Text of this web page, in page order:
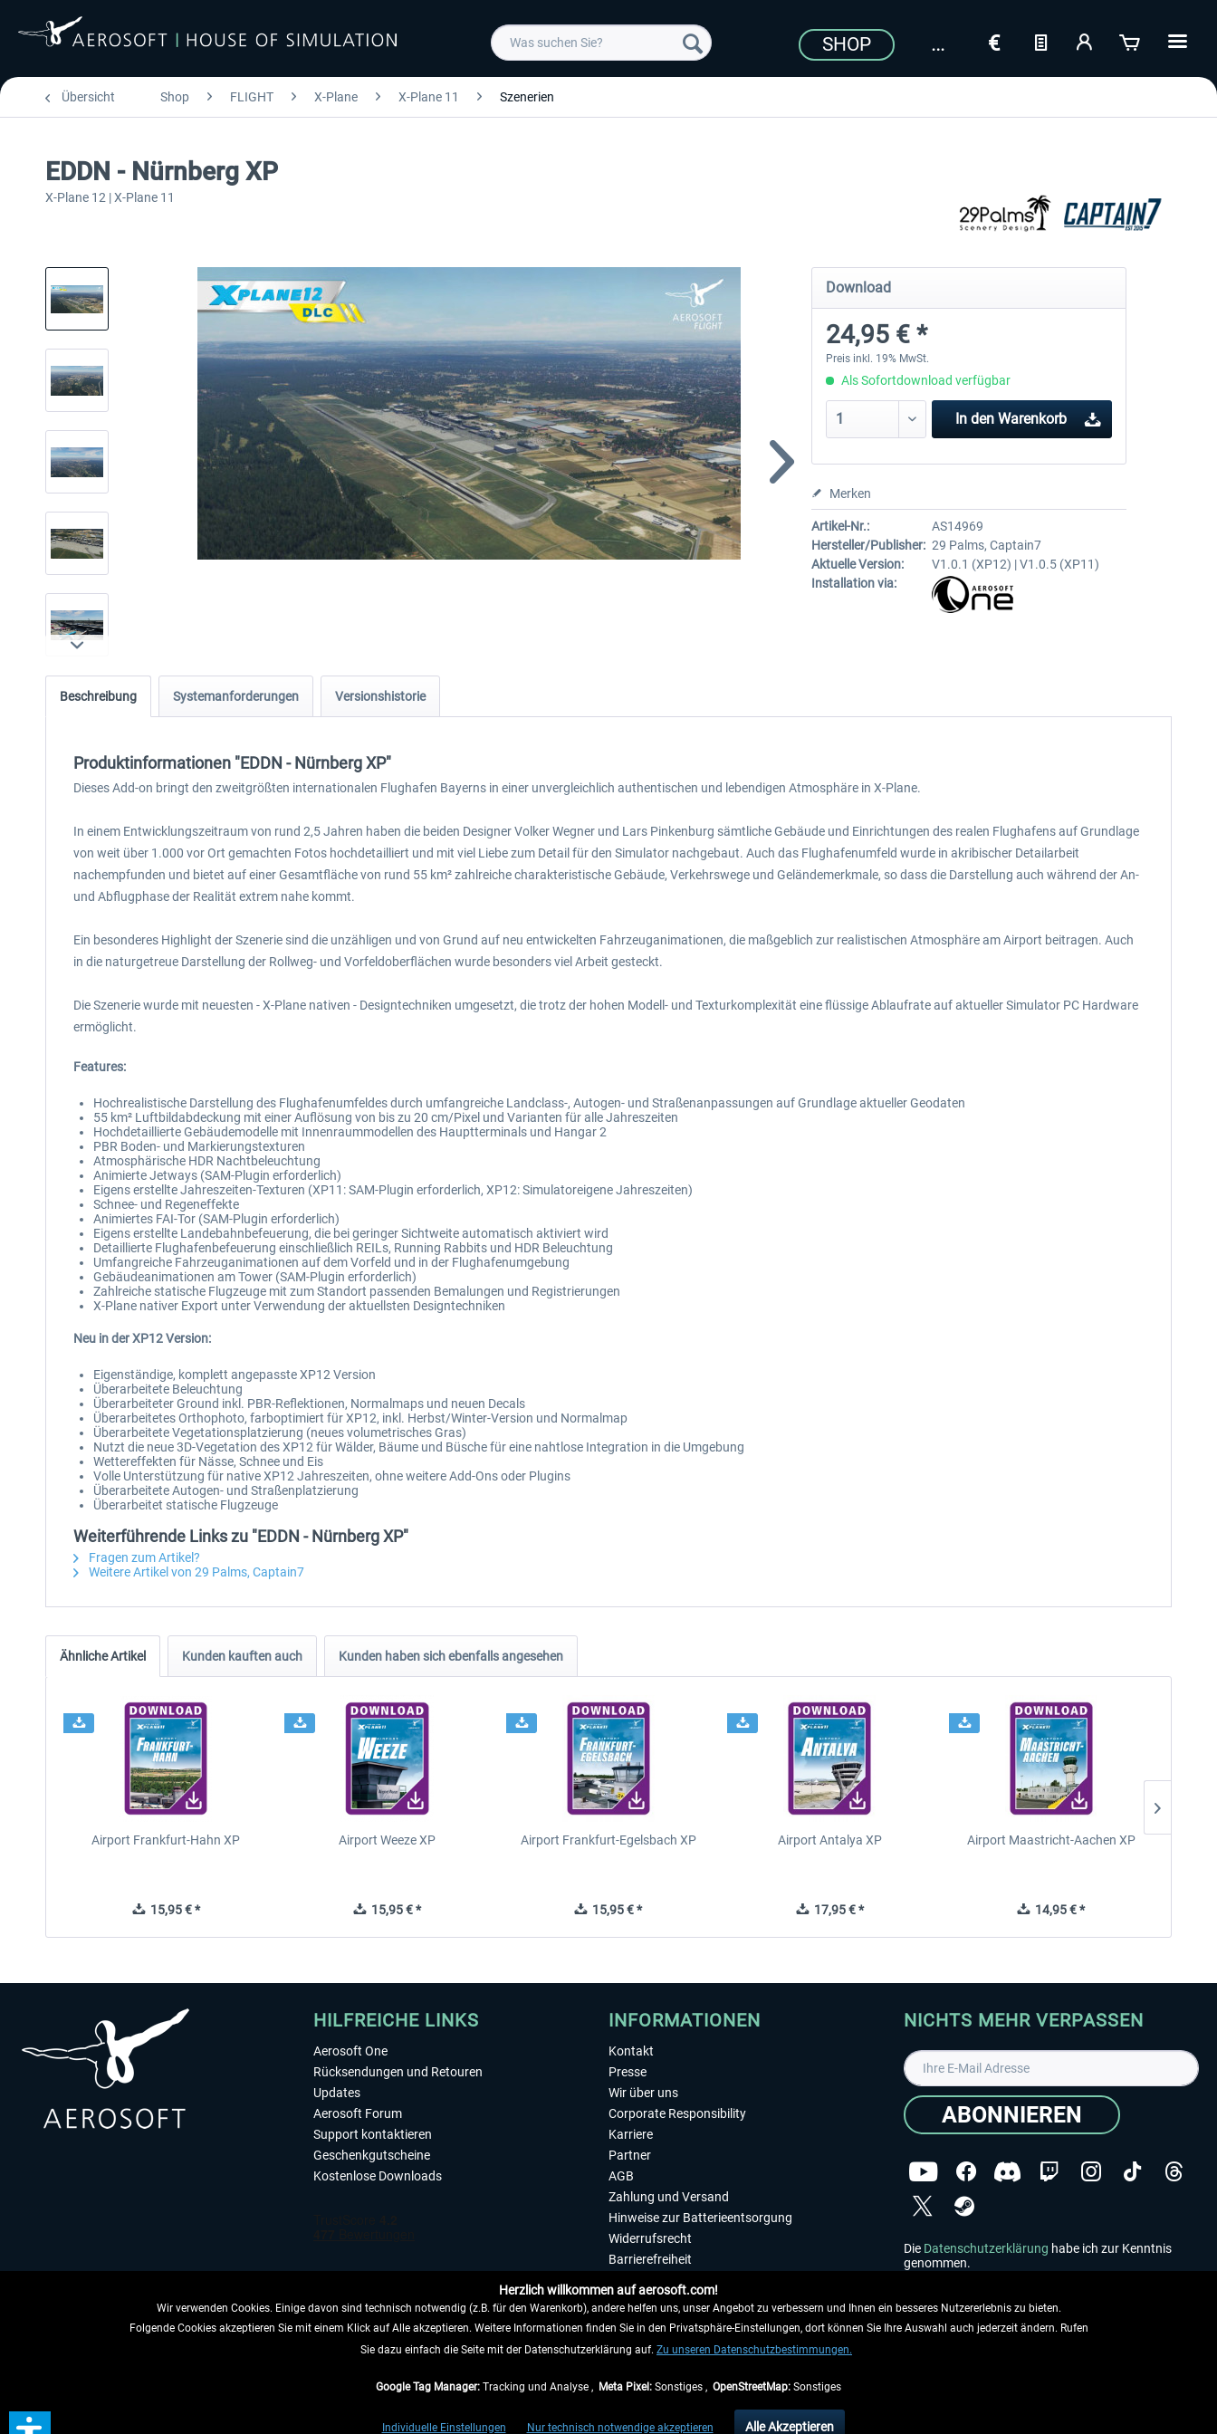
SHOP
Übersicht Shop FLIGHT X-Plane X-Plane 11 Szenerien
EDDN - Nürnberg XP
X-Plane 12 | X-Plane 11
Download
24,95 € *
Preis inkl. 19% MwSt.
Als Sofortdownload verfügbar
In den Warenkorb
Merken
Artikel-Nr.:
AS14969
Hersteller/Publisher: 29 Palms, Captain7
Aktuelle Version:
V1.0.1 (XP12) | V1.0.5 (XP11)
Installation via:
Beschreibung Systemanforderungen Versionshistorie
Produktinformationen "EDDN - Nürnberg XP"
Dieses Add-on bringt den zweitgrößten internationalen Flughafen Bayerns in einer unvergleichlich authentischen und lebendigen Atmosphäre in X-Plane.
In einem Entwicklungszeitraum von rund 2,5 Jahren haben die beiden Designer Volker Wegner und Lars Pinkenburg sämtliche Gebäude und Einrichtungen des realen Flughafens auf Grundlage
von weit über 1.000 vor Ort gemachten Fotos hochdetailliert und mit viel Liebe zum Detail für den Simulator nachgebaut. Auch das Flughafenumfeld wurde in akribischer Detailarbeit
nachempfunden und bietet auf einer Gesamtfläche von rund 55 km² zahlreiche charakteristische Gebäude, Verkehrswege und Geländemerkmale, so dass die Darstellung auch während der An-
und Abflugphase der Realität extrem nahe kommt.
Ein besonderes Highlight der Szenerie sind die unzähligen und von Grund auf neu entwickelten Fahrzeuganimationen, die maßgeblich zur realistischen Atmosphäre am Airport beitragen. Auch
in die naturgetreue Darstellung der Rollweg- und Vorfeldoberflächen wurde besonders viel Arbeit gesteckt.
Die Szenerie wurde mit neuesten - X-Plane nativen - Designtechniken umgesetzt, die trotz der hohen Modell- und Texturkomplexität eine flüssige Ablaufrate auf aktueller Simulator PC Hardware
ermöglicht.
Features:
Hochrealistische Darstellung des Flughafenumfeldes durch umfangreiche Landclass-, Autogen- und Straßenanpassungen auf Grundlage aktueller Geodaten
55 km² Luftbildabdeckung mit einer Auflösung von bis zu 20 cm/Pixel und Varianten für alle Jahreszeiten
Hochdetaillierte Gebäudemodelle mit Innenraummodellen des Hauptterminals und Hangar 2
PBR Boden- und Markierungstexturen
Atmosphärische HDR Nachtbeleuchtung
Animierte Jetways (SAM-Plugin erforderlich)
Eigens erstellte Jahreszeiten-Texturen (XP11: SAM-Plugin erforderlich, XP12: Simulatoreigene Jahreszeiten)
Schnee- und Regeneffekte
Animiertes FAI-Tor (SAM-Plugin erforderlich)
Eigens erstellte Landebahnbefeuerung, die bei geringer Sichtweite automatisch aktiviert wird
Detaillierte Flughafenbefeuerung einschließlich REILs, Running Rabbits und HDR Beleuchtung
Umfangreiche Fahrzeuganimationen auf dem Vorfeld und in der Flughafenumgebung
Gebäudeanimationen am Tower (SAM-Plugin erforderlich)
Zahlreiche statische Flugzeuge mit zum Standort passenden Bemalungen und Registrierungen
X-Plane nativer Export unter Verwendung der aktuellsten Designtechniken
Neu in der XP12 Version:
Eigenständige, komplett angepasste XP12 Version
Überarbeitete Beleuchtung
Überarbeiteter Ground inkl. PBR-Reflektionen, Normalmaps und neuen Decals
Überarbeitetes Orthophoto, farboptimiert für XP12, inkl. Herbst/Winter-Version und Normalmap
Überarbeitete Vegetationsplatzierung (neues volumetrisches Gras)
Nutzt die neue 3D-Vegetation des XP12 für Wälder, Bäume und Büsche für eine nahtlose Integration in die Umgebung
Wettereffekten für Nässe, Schnee und Eis
Volle Unterstützung für native XP12 Jahreszeiten, ohne weitere Add-Ons oder Plugins
Überarbeitete Autogen- und Straßenplatzierung
Überarbeitet statische Flugzeuge
Weiterführende Links zu "EDDN - Nürnberg XP"
Fragen zum Artikel?
Weitere Artikel von 29 Palms, Captain7
Ähnliche Artikel Kunden kauften auch Kunden haben sich ebenfalls angesehen
Airport Frankfurt-Hahn XP
15,95 € *
Airport Weeze XP
15,95 € *
Airport Frankfurt-Egelsbach XP
15,95 € *
Airport Antalya XP
17,95 € *
Airport Maastricht-Aachen XP
14,95 € *
HILFREICHE LINKS
Aerosoft One
Rücksendungen und Retouren
Updates
Aerosoft Forum
Support kontaktieren
Geschenkgutscheine
Kostenlose Downloads
VERTRAG WIDERRUFEN
INFORMATIONEN
Kontakt
Presse
Wir über uns
Corporate Responsibility
Karriere
Partner
AGB
Zahlung und Versand
Hinweise zur Batterieentsorgung
Widerrufsrecht
Barrierefreiheit
Impressum
NICHTS MEHR VERPASSEN
ABONNIEREN
Die Datenschutzerklärung habe ich zur Kenntnis
genommen.
, wenn nicht anders beschrieben.
Herzlich willkommen auf aerosoft.com!
Wir verwenden Cookies. Einige davon sind technisch notwendig (z.B. für den Warenkorb), andere helfen uns, unser Angebot zu verbessern und Ihnen ein besseres Nutzererlebnis zu bieten.
Folgende Cookies akzeptieren Sie mit einem Klick auf Alle akzeptieren. Weitere Informationen finden Sie in den Privatsphäre-Einstellungen, dort können Sie Ihre Auswahl auch jederzeit ändern. Rufen
Sie dazu einfach die Seite mit der Datenschutzerklärung auf. Zu unseren Datenschutzbestimmungen.
Google Tag Manager: Tracking und Analyse , Meta Pixel: Sonstiges , OpenStreetMap: Sonstiges
Individuelle Einstellungen Nur technisch notwendige akzeptieren Alle Akzeptieren